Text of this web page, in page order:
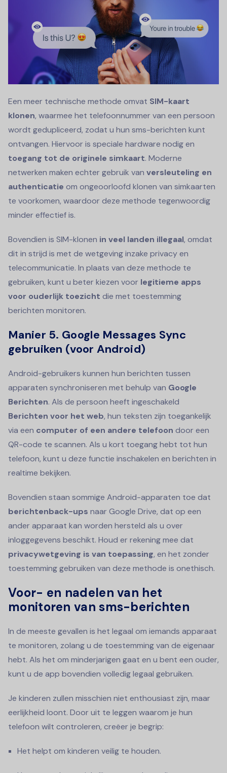
Een meer technische methode omvat SIM-kaart
klonen, waarmee het telefoonnummer van een persoon
wordt gedupliceerd, zodat u hun sms-berichten kunt
ontvangen. Hiervoor is speciale hardware nodig en
toegang tot de originele simkaart. Moderne
netwerken maken echter gebruik van versleuteling en
authenticatie om ongeoorloofd klonen van simkaarten
te voorkomen, waardoor deze methode tegenwoordig
minder effectief is.
Bovendien is SIM-klonen in veel landen illegaal, omdat
dit in strijd is met de wetgeving inzake privacy en
telecommunicatie. In plaats van deze methode te
gebruiken, kunt u beter kiezen voor legitieme apps
voor ouderlijk toezicht die met toestemming
berichten monitoren.
Manier 5. Google Messages Sync
gebruiken (voor Android)
Android-gebruikers kunnen hun berichten tussen
apparaten synchroniseren met behulp van Google
Berichten. Als de persoon heeft ingeschakeld
Berichten voor het web, hun teksten zijn toegankelijk
via een computer of een andere telefoon door een
QR-code te scannen. Als u kort toegang hebt tot hun
telefoon, kunt u deze functie inschakelen en berichten in
realtime bekijken.
Bovendien staan sommige Android-apparaten toe dat
berichtenback-ups naar Google Drive, dat op een
ander apparaat kan worden hersteld als u over
inloggegevens beschikt. Houd er rekening mee dat
privacywetgeving is van toepassing, en het zonder
toestemming gebruiken van deze methode is onethisch.
Voor- en nadelen van het
monitoren van sms-berichten
In de meeste gevallen is het legaal om iemands apparaat
te monitoren, zolang u de toestemming van de eigenaar
hebt. Als het om minderjarigen gaat en u bent een ouder,
kunt u de app bovendien volledig legaal gebruiken.
Je kinderen zullen misschien niet enthousiast zijn, maar
eerlijkheid loont. Door uit te leggen waarom je hun
telefoon wilt controleren, creëer je begrip:
Het helpt om kinderen veilig te houden.